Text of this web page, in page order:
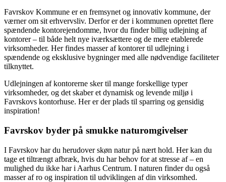
Favrskov Kommune er en fremsynet og innovativ kommune, der
værner om sit erhvervsliv. Derfor er der i kommunen oprettet flere
spændende kontorejendomme, hvor du finder billig udlejning af
kontorer – til både helt nye iværksættere og de mere etablerede
virksomheder. Her findes masser af kontorer til udlejning i
spændende og eksklusive bygninger med alle nødvendige faciliteter
tilknyttet.
Udlejningen af kontorerne sker til mange forskellige typer
virksomheder, og det skaber et dynamisk og levende miljø i
Favrskovs kontorhuse. Her er der plads til sparring og gensidig
inspiration!
Favrskov byder på smukke naturomgivelser
I Favrskov har du herudover skøn natur på nært hold. Her kan du
tage et tiltrængt afbræk, hvis du har behov for at stresse af – en
mulighed du ikke har i Aarhus Centrum. I naturen finder du også
masser af ro og inspiration til udviklingen af din virksomhed.